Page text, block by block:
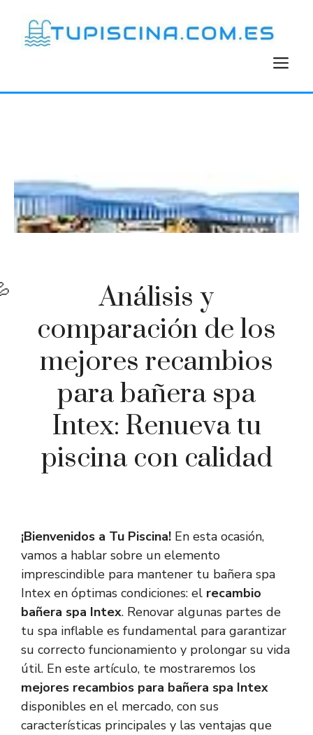
contenido
Análisis y
comparación de los
mejores recambios
para bañera spa
Intex: Renueva tu
piscina con calidad
¡Bienvenidos a Tu Piscina! En esta ocasión,
vamos a hablar sobre un elemento
imprescindible para mantener tu bañera spa
Intex en óptimas condiciones: el recambio
bañera spa Intex. Renovar algunas partes de
tu spa inflable es fundamental para garantizar
su correcto funcionamiento y prolongar su vida
útil. En este artículo, te mostraremos los
mejores recambios para bañera spa Intex
disponibles en el mercado, con sus
características principales y las ventajas que